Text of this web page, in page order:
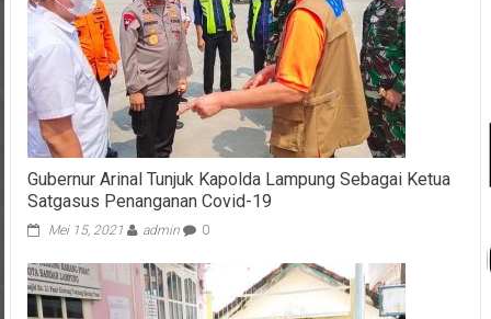
Gubernur Arinal Tunjuk Kapolda Lampung Sebagai Ketua
Satgasus Penanganan Covid-19
Mei 15, 2021 admin 0